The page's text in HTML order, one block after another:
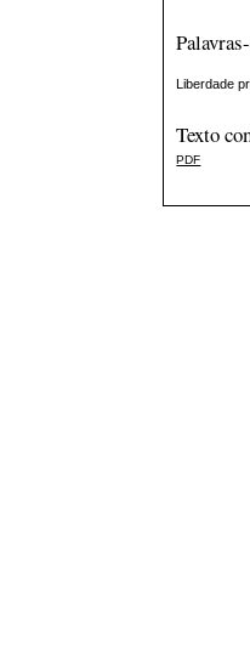
Liberdade
Texto
PDF